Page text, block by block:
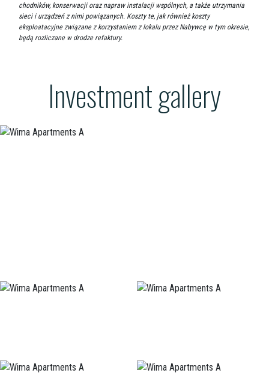
chodników, konserwacji oraz napraw instalacji wspólnych, a także utrzymania
sieci i urządzeń z nimi powiązanych. Koszty te, jak również koszty
eksploatacyjne związane z korzystaniem z lokalu przez Nabywcę w tym okresie,
będą rozliczane w drodze refaktury.
Investment gallery